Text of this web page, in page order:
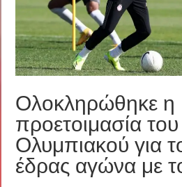
Ολοκληρώθηκε η
προετοιμασία του
Ολυμπιακού για
έδρας αγώνα με